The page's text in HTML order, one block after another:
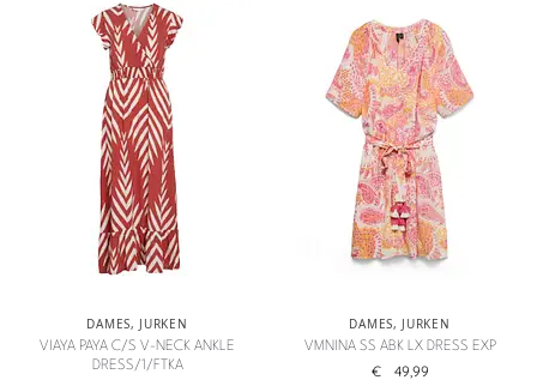
DAMES, JURKEN
VIAYA PAYA C/S V-NECK ANKLE
DRESS/1/FTKA
DAMES, JURKEN
VMNINA SS ABK LX DRESS EXP
€ 49,99